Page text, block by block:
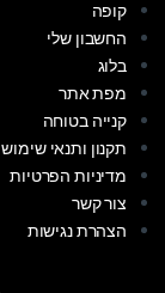
קופה
החשבון שלי
בלוג
מפת אתר
קנייה בטוחה
תקנון ותנאי שימוש
מדיניות הפרטיות
צור קשר
הצהרת נגישות